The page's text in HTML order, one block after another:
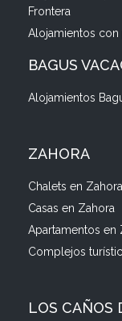
Frontera
Alojamientos con
BAGUS
Alojamientos
ZAHORA
Chalets en Zahora
Casas en Zahora
Apartamentos en
Complejos
LOS CAÑOS